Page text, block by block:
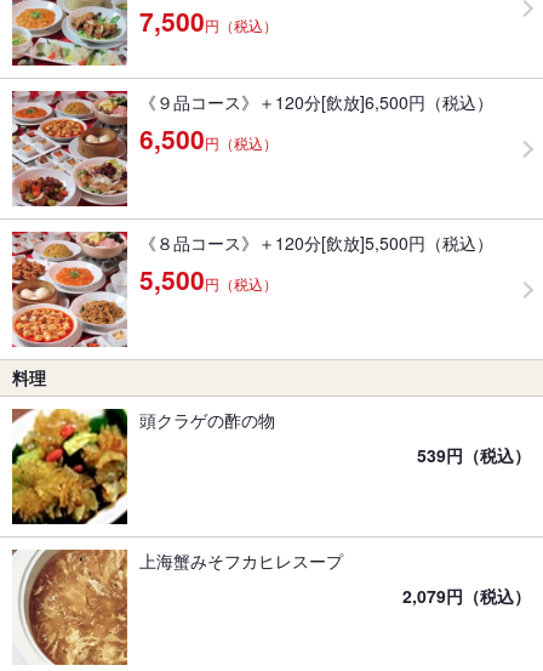
7,500円（税込）
《９品コース》＋120分[飲放]6,500円（税込）
6,500円（税込）
《８品コース》＋120分[飲放]5,500円（税込）
5,500円（税込）
料理
頭クラゲの酢の物
539円（税込）
上海蟹みそフカヒレスープ
2,079円（税込）